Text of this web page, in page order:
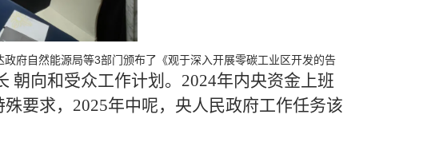
府自然能源局等3部门颁布了《观于深入开展零碳工业区开发的告
朝向和受众工作计划。2024年内央资金上班
要求，2025年中呢，央人民政府工作任务该